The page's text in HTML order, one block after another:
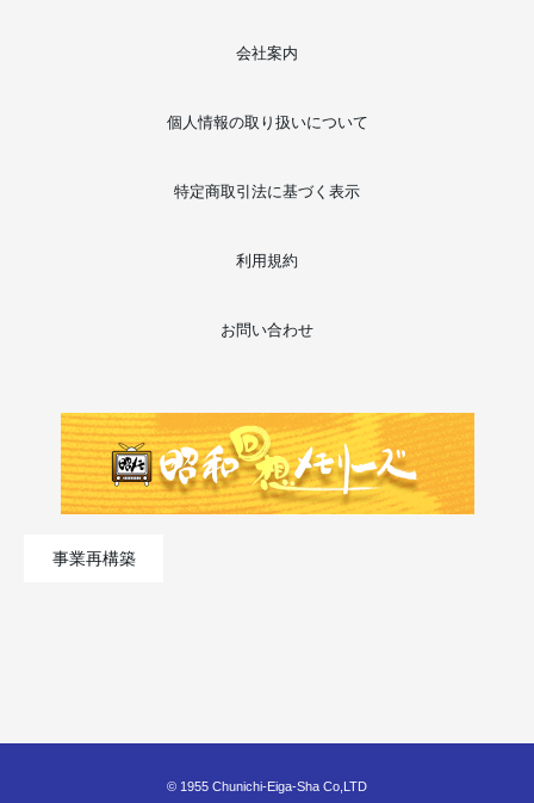
会社案内
個人情報の取り扱いについて
特定商取引法に基づく表示
利用規約
お問い合わせ
事業再構築
© 1955 Chunichi-Eiga-Sha Co,LTD